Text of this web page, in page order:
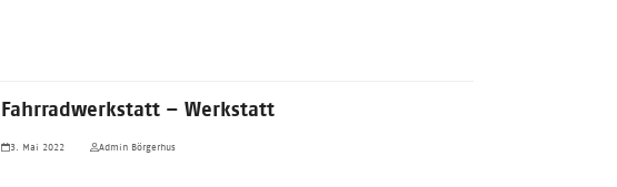
Fahrradwerkstatt – Werkstatt
3. Mai 2022 Admin Börgerhus